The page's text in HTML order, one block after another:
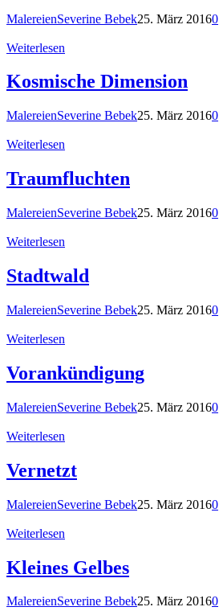
MalereienSeverine Bebek25. März 20160
Weiterlesen
Kosmische Dimension
MalereienSeverine Bebek25. März 20160
Weiterlesen
Traumfluchten
MalereienSeverine Bebek25. März 20160
Weiterlesen
Stadtwald
MalereienSeverine Bebek25. März 20160
Weiterlesen
Vorankündigung
MalereienSeverine Bebek25. März 20160
Weiterlesen
Vernetzt
MalereienSeverine Bebek25. März 20160
Weiterlesen
Kleines Gelbes
MalereienSeverine Bebek25. März 20160